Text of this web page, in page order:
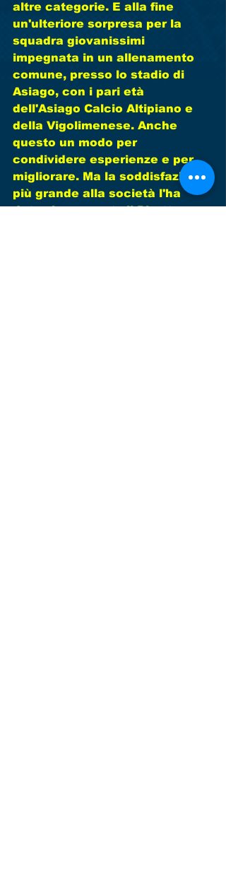
altre categorie. E alla fine
un'ulteriore sorpresa per la
squadra giovanissimi
impegnata in un allenamento
comune, presso lo stadio di
Asiago, con i pari età
dell'Asiago Calcio Altipiano e
della Vigolimenese. Anche
questo un modo per
condividere esperienze e per
migliorare. Ma la soddisfazione
più grande alla società l'ha
data sicuramente il Direttore